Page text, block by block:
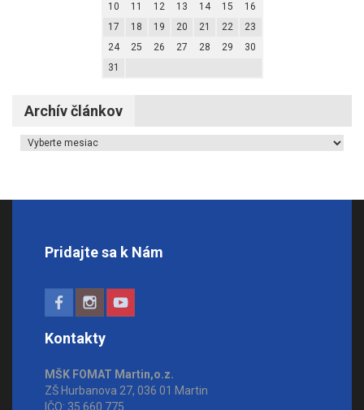
10
11 12 13 14 15
16
17
18 19 20 21 22
23
24
25 26 27 28 29
30
31
Archív článkov
Archív článkov
Pridajte sa k Nám
Kontakty
MŠK FOMAT Martin,o.z.
ZŠ Hurbanova 27, 036 01 Martin
IČO: 35 660 775